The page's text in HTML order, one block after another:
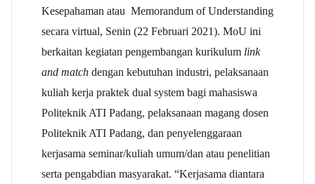
Kesepahaman atau Memorandum of Understanding
secara virtual, Senin (22 Februari 2021). MoU ini
berkaitan kegiatan pengembangan kurikulum link
and match dengan kebutuhan industri, pelaksanaan
kuliah kerja praktek dual system bagi mahasiswa
Politeknik ATI Padang, pelaksanaan magang dosen
Politeknik ATI Padang, dan penyelenggaraan
kerjasama seminar/kuliah umum/dan atau penelitian
serta pengabdian masyarakat. “Kerjasama diantara